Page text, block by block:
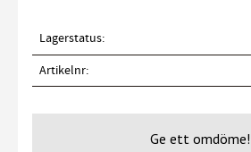
Lagerstatus
Artikelnr
Ge ett omdöme!